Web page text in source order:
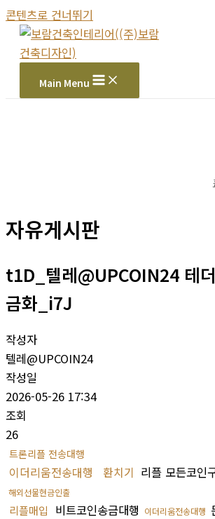
콘텐츠로 건너뛰기
Main Menu
자유게시판
t1D_텔레@UPCOIN24 테
금화_i7J
작성자
텔레@UPCOIN24
작성일
2026-05-26 17:34
조회
26
트론리플 전송대행
이더리움전송대행 환치기 리플 모든코인
해외선물현금인출
리플매입 비트코인송금대행 이더리움전송대행